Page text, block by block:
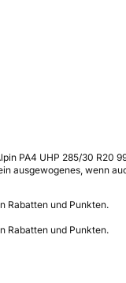
PA4 UHP 285/30 R20
ausgewogenes, wenn
Rabatten und Punkten.
Rabatten und Punkten.